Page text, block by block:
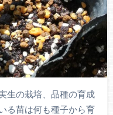
生の栽培、品種の育成
る苗は何も種子から育